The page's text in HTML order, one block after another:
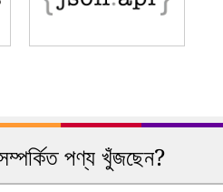
পণ্য খুঁজছেন?